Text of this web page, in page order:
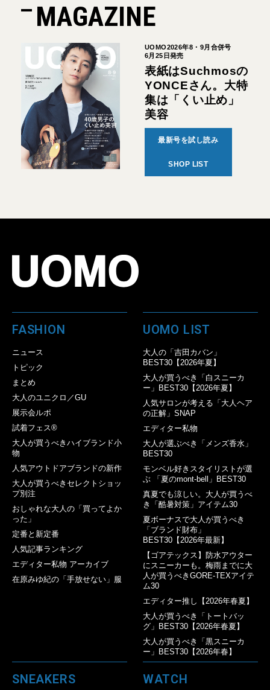
MAGAZINE
UOMO2026年8・9月合併号
6月25日発売
表紙はSuchmosの
YONCEさん。大特
集は「くい止め」
美容
最新号を試し読み
SHOP LIST
FASHION
ニュース
トピック
まとめ
大人のユニクロ／GU
展示会ルポ
試着フェス®︎
大人が買うべきハイブランド小
物
人気アウトドアブランドの新作
大人が買うべきセレクトショッ
プ別注
おしゃれな大人の「買ってよか
った」
定番と新定番
人気記事ランキング
エディター私物 アーカイブ
在原みゆ紀の「手放せない」服
UOMO LIST
大人の「吉田カバン」
BEST30【2026年夏】
大人が買うべき「白スニーカ
ー」BEST30【2026年夏】
人気サロンが考える「大人ヘア
の正解」SNAP
エディター私物
大人が選ぶべき「メンズ香水」
BEST30
モンベル好きスタイリストが選
ぶ 「夏のmont-bell」BEST30
真夏でも涼しい。大人が買うべ
き「酷暑対策」アイテム30
夏ボーナスで大人が買うべき
「ブランド財布」
BEST30【2026年最新】
【ゴアテックス】防水アウター
にスニーカーも。梅雨までに大
人が買うべきGORE-TEXアイテ
ム30
エディター推し【2026年春夏】
大人が買うべき「トートバッ
グ」BEST30【2026年春夏】
大人が買うべき「黒スニーカ
ー」BEST30【2026年春】
SNEAKERS WATCH